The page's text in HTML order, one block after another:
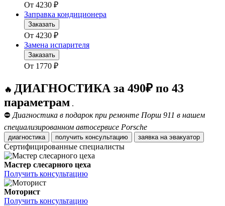
От 4230 ₽
Заправка кондиционера
Заказать
От 4230 ₽
Замена испарителя
Заказать
От 1770 ₽
🔥 ДИАГНОСТИКА за 490₽ по 43
параметрам .
⛔ Диагностика в подарок при ремонте Порш 911 в нашем
специализированном автосервисе Porsche
диагностика получить консультацию заявка на эвакуатор
Сертифицированные специалисты
Мастер слесарного цеха
Получить консультацию
Моторист
Получить консультацию